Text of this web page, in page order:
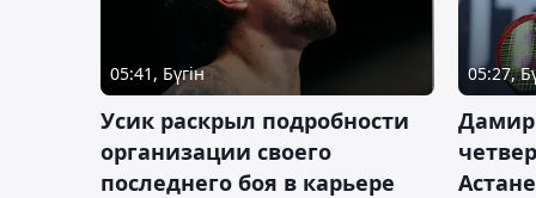
05:41, Бүгін
Усик раскрыл подробности
организации своего
последнего боя в карьере
05:27,
Астане